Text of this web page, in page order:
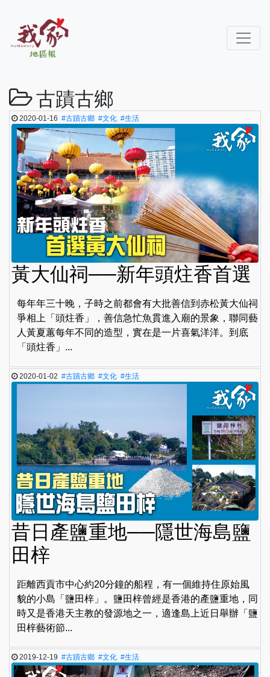
古蹟古鄉
2020-01-16#古蹟古鄉 #文化 #生活
黃大仙祠──新年頭炷香首選
每年年三十晚，子時之前都會有大批善信到赤松黃大仙祠
爭相上「頭炷香」，善信急忙魚貫進入廟的景象，聯同藝
人黃夏蕙每年不同的造型，實在是一片喜氣洋洋。到底
「頭炷香」...
2020-01-02#古蹟古鄉 #文化 #生活
昔日產鹽重地──隱世海島鹽
田梓
距離西貢市中心約20分鐘的船程，有一個維持住原始風
貌的小島「鹽田梓」。鹽田梓曾經是香港的產鹽重地，同
時又是香港天主教的發源地之一，適逢島上近日舉辦「鹽
田梓藝術節...
2019-12-19#古蹟古鄉 #文化 #生活